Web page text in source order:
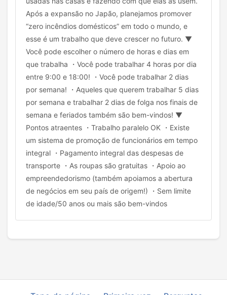
Após a expansão no Japão, planejamos promover
“zero incêndios domésticos” em todo o mundo, e
esse é um trabalho que deve crescer no futuro. ▼
Você pode escolher o número de horas e dias em
que trabalha ・Você pode trabalhar 4 horas por dia
entre 9:00 e 18:00! ・Você pode trabalhar 2 dias
por semana! ・Aqueles que querem trabalhar 5 dias
por semana e trabalhar 2 dias de folga nos finais de
semana e feriados também são bem-vindos! ▼
Pontos atraentes ・Trabalho paralelo OK ・Existe
um sistema de promoção de funcionários em tempo
integral ・Pagamento integral das despesas de
transporte ・As roupas são gratuitas ・Apoio ao
empreendedorismo (também apoiamos a abertura
de negócios em seu país de origem!) ・Sem limite
de idade/50 anos ou mais são bem-vindos